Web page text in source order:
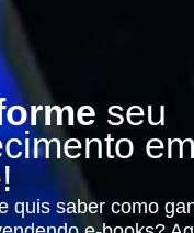
seu
em
quis saber como